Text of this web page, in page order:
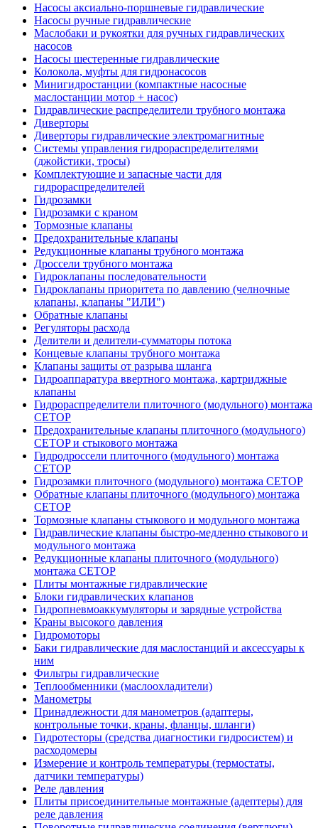
Насосы аксиально-поршневые гидравлические
Насосы ручные гидравлические
Маслобаки и рукоятки для ручных гидравлических
насосов
Насосы шестеренные гидравлические
Колокола, муфты для гидронасосов
Минигидростанции (компактные насосные
маслостанции мотор + насос)
Гидравлические распределители трубного монтажа
Диверторы
Диверторы гидравлические электромагнитные
Системы управления гидрораспределителями
(джойстики, тросы)
Комплектующие и запасные части для
гидрораспределителей
Гидрозамки
Гидрозамки с краном
Тормозные клапаны
Предохранительные клапаны
Редукционные клапаны трубного монтажа
Дроссели трубного монтажа
Гидроклапаны последовательности
Гидроклапаны приоритета по давлению (челночные
клапаны, клапаны "ИЛИ")
Обратные клапаны
Регуляторы расхода
Делители и делители-сумматоры потока
Концевые клапаны трубного монтажа
Клапаны защиты от разрыва шланга
Гидроаппаратура ввертного монтажа, картриджные
клапаны
Гидрораспределители плиточного (модульного) монтажa
CETOP
Предохранительные клапаны плиточного (модульного)
CETOP и стыкового монтажа
Гидродроссели плиточного (модульного) монтажа
CETOP
Гидрозамки плиточного (модульного) монтажа CETOP
Обратные клапаны плиточного (модульного) монтажа
CETOP
Тормозные клапаны стыкового и модульного монтажа
Гидравлические клапаны быстро-медленно стыкового и
модульного монтажа
Редукционные клапаны плиточного (модульного)
монтажа CETOP
Плиты монтажные гидравлические
Блоки гидравлических клапанов
Гидропневмоаккумуляторы и зарядные устройства
Краны высокого давления
Гидромоторы
Баки гидравлические для маслостанций и аксессуары к
ним
Фильтры гидравлические
Теплообменники (маслоохладители)
Манометры
Принадлежности для манометров (адаптеры,
контрольные точки, краны, фланцы, шланги)
Гидротесторы (средства диагностики гидросистем) и
расходомеры
Измерение и контроль температуры (термостаты,
датчики температуры)
Реле давления
Плиты присоединительные монтажные (адептеры) для
реле давления